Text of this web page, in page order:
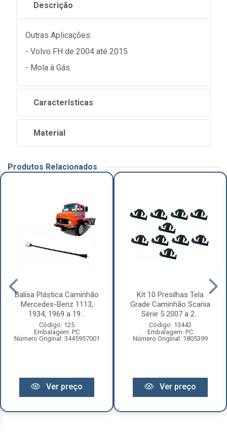
Descrição
Outras Aplicações:
- Volvo FH de 2004 até 2015
- Mola à Gás.
Características
Material
Produtos Relacionados
Balisa Plástica Caminhão
Mercedes-Benz 1113,
1934, 1969 a 19...
Código: 125
Embalagem: PC
Número Original: 3445957001
Ver preço
Kit 10 Presilhas Tela
Grade Caminhão Scania
Série 5 2007 a 2...
Código: 13442
Embalagem: PC
Número Original: 1805399
Ver preço